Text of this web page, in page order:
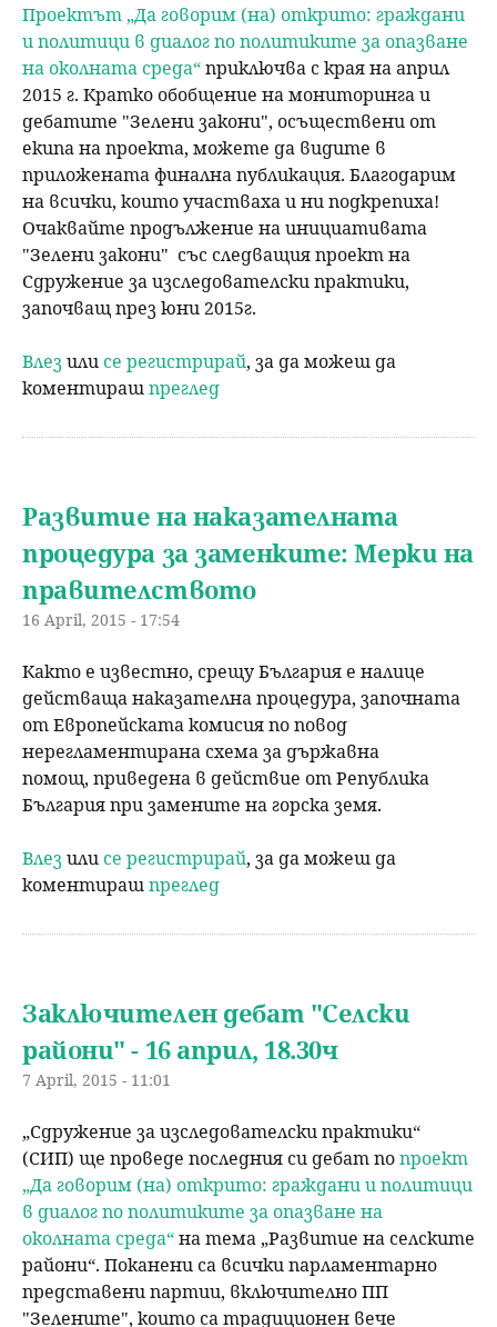
Проектът „Да говорим (на) открито: граждани
и политици в диалог по политиките за опазване
на околната среда“приключва с края на април
2015 г. Кратко обобщение на мониторинга и
дебатите "Зелени закони", осъществени от
екипа на проекта, можете да видите в
приложената финална публикация. Благодарим
на всички, които участваха и ни подкрепиха!
Очаквайте продължение на инициативата
"Зелени закони" със следващия проект на
Сдружение за изследователски практики,
започващ през юни 2015г.
Влезили се регистрирай, за да можеш да
коментирашпреглед
Развитие на наказателната
процедура за заменките: Мерки на
правителството
16 April, 2015 - 17:54
Както е известно, срещу България е налице
действаща наказателна процедура, започната
от Европейската комисия по повод
нерегламентирана схема за държавна
помощ, приведена в действие от Република
България при замените на горска земя.
Влезили се регистрирай, за да можеш да
коментирашпреглед
Заключителен дебат "Селски
райони" - 16 април, 18.30ч
7 April, 2015 - 11:01
„Сдружение за изследователски практики“
(СИП) ще проведе последния си дебат попроект
„Да говорим (на) открито: граждани и политици
в диалог по политиките за опазване на
околната среда“на тема „Развитие на селските
райони“. Поканени са всички парламентарно
представени партии, включително ПП
"Зелените", които са традиционен вече